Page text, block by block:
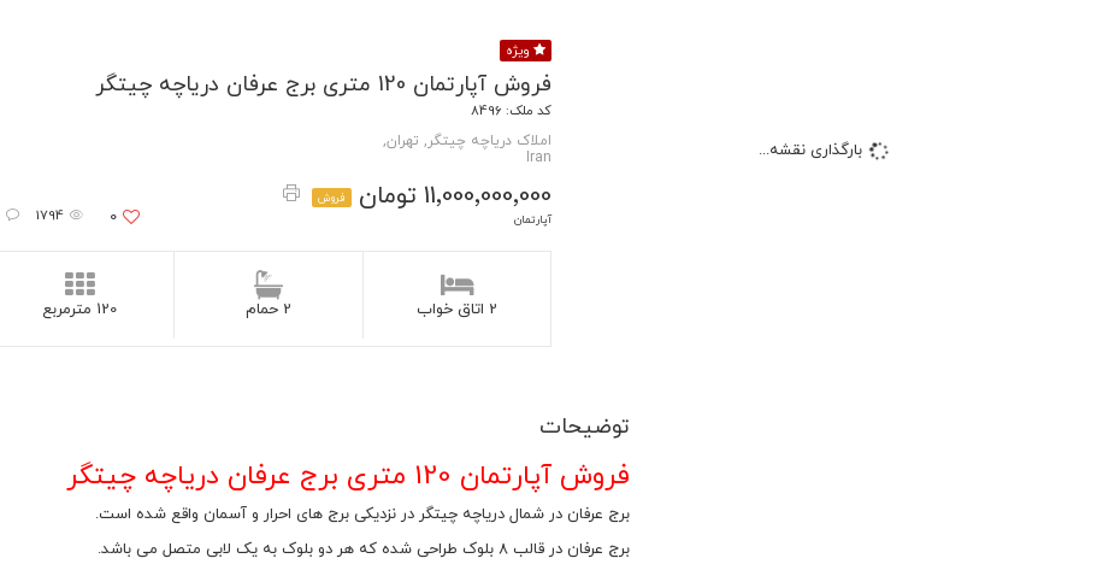
بارگذاری نقشه...
ویژه
فروش آپارتمان 120 متری برج عرفان دریاچه چیتگر
کد ملک: 8496
املاک دریاچه چیتگر, تهران,
Iran
11٬000٬000٬000 تومان
فروش
آپارتمان
1794 0
2 اتاق خواب 2 حمام 120 مترمربع
توضیحات
فروش آپارتمان 120 متری برج عرفان دریاچه چیتگر
برج عرفان در شمال دریاچه چیتگر در نزدیکی برج های احرار و آسمان واقع شده است.
برج عرفان در قالب 8 بلوک طراحی شده که هر دو بلوک به یک لابی متصل می باشد.